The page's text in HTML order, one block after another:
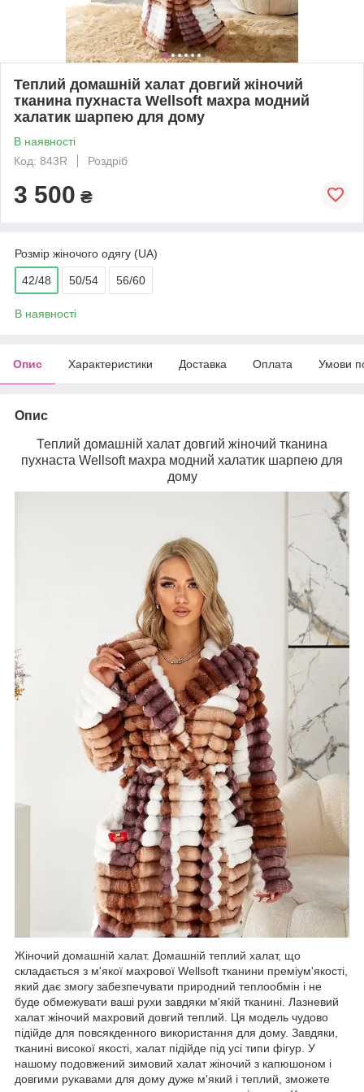
Теплий домашній халат довгий жіночий
тканина пухнаста Wellsoft махра модний
халатик шарпею для дому
В наявності
Код: 843R
Роздріб
3 500 ₴
Розмір жіночого одягу (UA)
42/48 50/54 56/60
В наявності
Опис Характеристики Доставка Оплата Умови
Опис
Теплий домашній халат довгий жіночий тканина
пухнаста Wellsoft махра модний халатик шарпею для
дому
Жіночий домашній халат. Домашній теплий халат, що
складається з м'якої махрової Wellsoft тканини преміум'якості,
який дає змогу забезпечувати природний теплообмін і не
буде обмежувати ваші рухи завдяки м'якій тканині. Лазневий
халат жіночий махровий довгий теплий. Ця модель чудово
підійде для повсякденного використання для дому. Завдяки,
тканині високої якості, халат підійде під усі типи фігур. У
нашому подовжений зимовий халат жіночий з капюшоном і
довгими рукавами для дому дуже м'який і теплий, зможете